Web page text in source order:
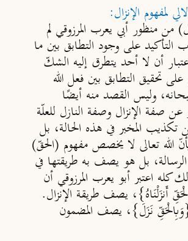
لمفهوم الإنزال:
من منظور أبي يعرب المرزوقي لم
التأكيد على وجود التطابق بين ما
أن لا أحد يتطرق إليه الشكّ
على تحقيق التطابق بين فعل الله
وليس القصد منه أيضًا
عن صفة الإنزال وصفة النازل للعلّة
المخبر في هذه الحالة، بل
الله تعالى لا يخصص مفهوم (الحقّ)
بل هو يصف به طريقتها في
كله اعتبر أبو يعرب المرزوقي أن
أَنزَلْنَاهُ}، يصف طريقة الإنزال.
نَزَلَ}، يصف المضمون